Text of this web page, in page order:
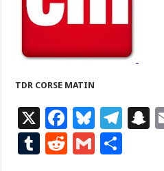
TDR CORSE MATIN
X
F
ac
e
Bl
u
es
T
S
T
R
G